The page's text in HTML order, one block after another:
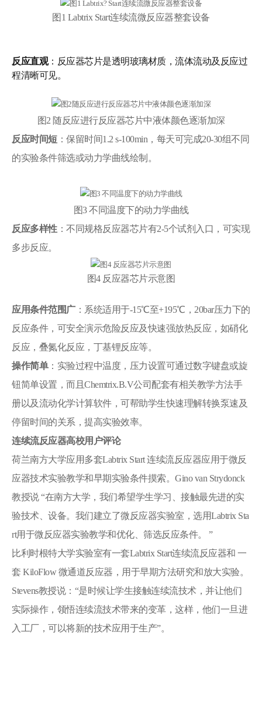
图1 Labtrix Start连续流微反应器整套设备
反应直观：反应器芯片是透明玻璃材质，流体流动及反应过
程清晰可见。
图2 随反应进行反应器芯片中液体颜色逐渐加深
反应时间短：保留时间1.2 s-100min，每天可完成20-30组不同
的实验条件筛选或动力学曲线绘制。
图3 不同温度下的动力学曲线
反应多样性：不同规格反应器芯片有2-5个试剂入口，可实现
多步反应。
图4 反应器芯片示意图
应用条件范围广：系统适用于-15℃至+195℃，20bar压力下的
反应条件，可安全演示危险反应及快速强放热反应，如硝化
反应，叠氮化反应，丁基锂反应等。
操作简单：实验过程中温度，压力设置可通过数字键盘或旋
钮简单设置，而且Chemtrix.B.V公司配套有相关教学方法手
册以及流动化学计算软件，可帮助学生快速理解转换泵速及
停留时间的关系，提高实验效率。
连续流反应器高校用户评论
荷兰南方大学应用多套Labtrix Start 连续流反应器应用于微反
应器技术实验教学和早期实验条件摸索。Gino van Strydonck
教授说 “在南方大学，我们希望学生学习、接触最先进的实
验技术、设备。我们建立了微反应器实验室，选用Labtrix Sta
rt用于微反应器实验教学和优化、筛选反应条件。 ”
比利时根特大学实验室有一套Labtrix Start连续流反应器和 一
套 KiloFlow 微通道反应器，用于早期方法研究和放大实验。
Stevens教授说：“是时候让学生接触连续流技术，并让他们
实际操作，领悟连续流技术带来的变革，这样，他们一旦进
入工厂，可以将新的技术应用于生产”。